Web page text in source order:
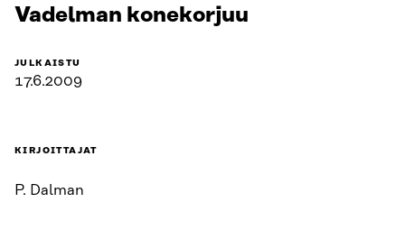
Vadelman konekorjuu
JULKAISTU
17.6.2009
KIRJOITTAJAT
P. Dalman